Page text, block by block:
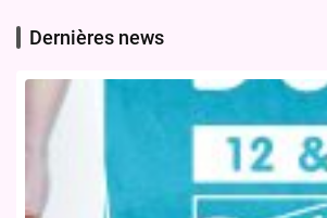
Dernières news